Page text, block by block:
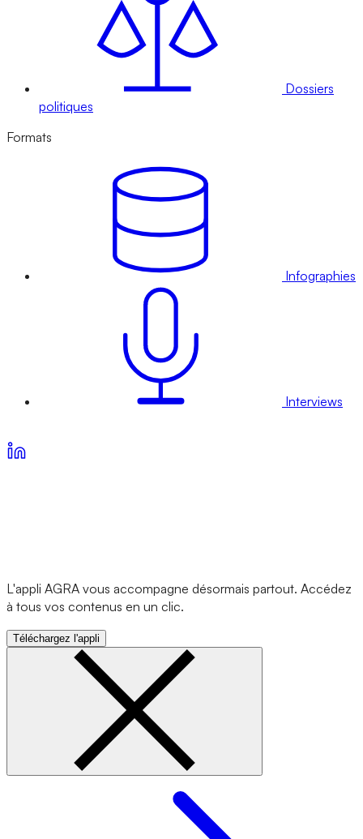
Dossiers
politiques
Formats
Infographies
Interviews
L'appli AGRA vous accompagne désormais partout. Accédez
à tous vos contenus en un clic.
Téléchargez l'appli